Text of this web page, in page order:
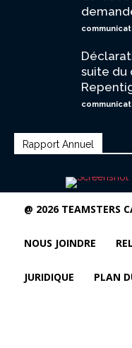
suite du
Rapport Annuel
@ 2026 TEAMSTERS
NOUS JOINDRE
JURIDIQUE PLAN